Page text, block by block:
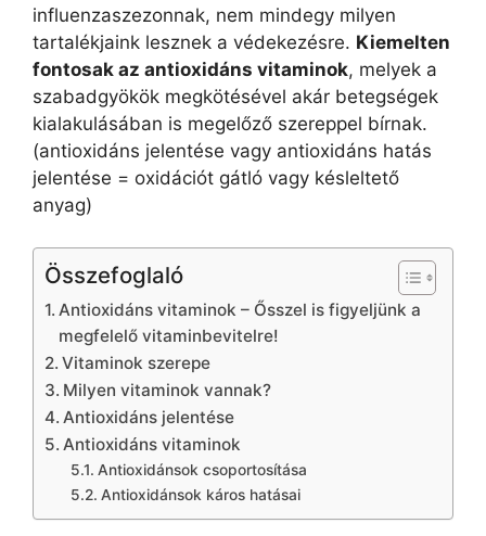
influenzaszezonnak, nem mindegy milyen
tartalékjaink lesznek a védekezésre. Kiemelten
fontosak az antioxidáns vitaminok, melyek a
szabadgyökök megkötésével akár betegségek
kialakulásában is megelőző szereppel bírnak.
(antioxidáns jelentése vagy antioxidáns hatás
jelentése = oxidációt gátló vagy késleltető
anyag)
Összefoglaló
Antioxidáns vitaminok – Ősszel is figyeljünk a
megfelelő vitaminbevitelre!
Vitaminok szerepe
Milyen vitaminok vannak?
Antioxidáns jelentése
Antioxidáns vitaminok
Antioxidánsok csoportosítása
Antioxidánsok káros hatásai